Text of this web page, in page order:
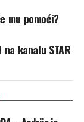
mu pomoći?
na kanalu STAR